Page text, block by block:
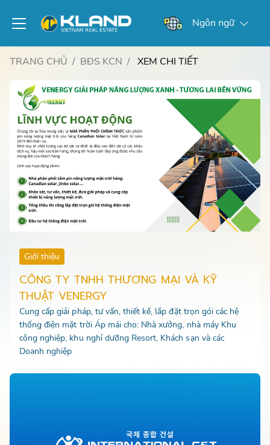
Ngôn ngữ
TRANG CHỦ BĐS KCN XEM CHI TIẾT
Giới thiệu
CÔNG TY TNHH THƯƠNG MẠI VÀ KỸ
THUẬT VENERGY
Cung cấp giải pháp, tư vấn, thiết kế, lắp đặt trọn gói các hệ
thống điện mặt trời Áp mái cho: Nhà xưởng, nhà máy Khu
công nghiệp, khu nghỉ dưỡng Resort, Khách sạn và các
Doanh nghiệp